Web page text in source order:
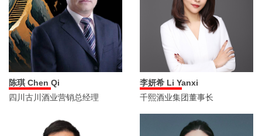
陈琪 Chen Qi
四川古川酒业营销总经理
李妍希 Li Yanxi
千熙酒业集团董事长